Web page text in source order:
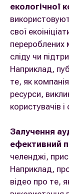
екологічної
свої
перероблених
сліду чи
Наприклад,
те, як
ресурси,
користувачів
Залучення
ефективний
челенджі,
Наприклад,
відео про те,